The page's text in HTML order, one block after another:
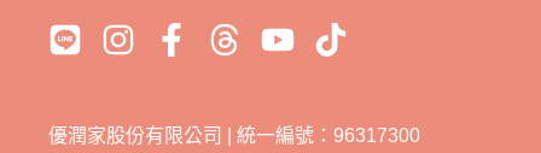
優潤家股份有限公司 | 統一編號：96317300